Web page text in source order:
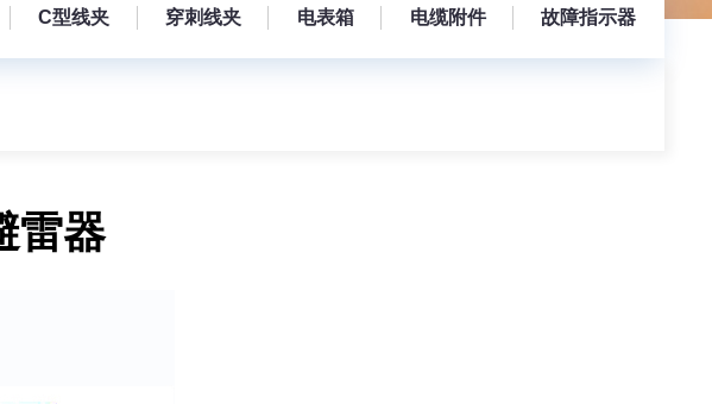
C型线夹 穿刺线夹 电表箱 电缆附件 故障指示器
雷器